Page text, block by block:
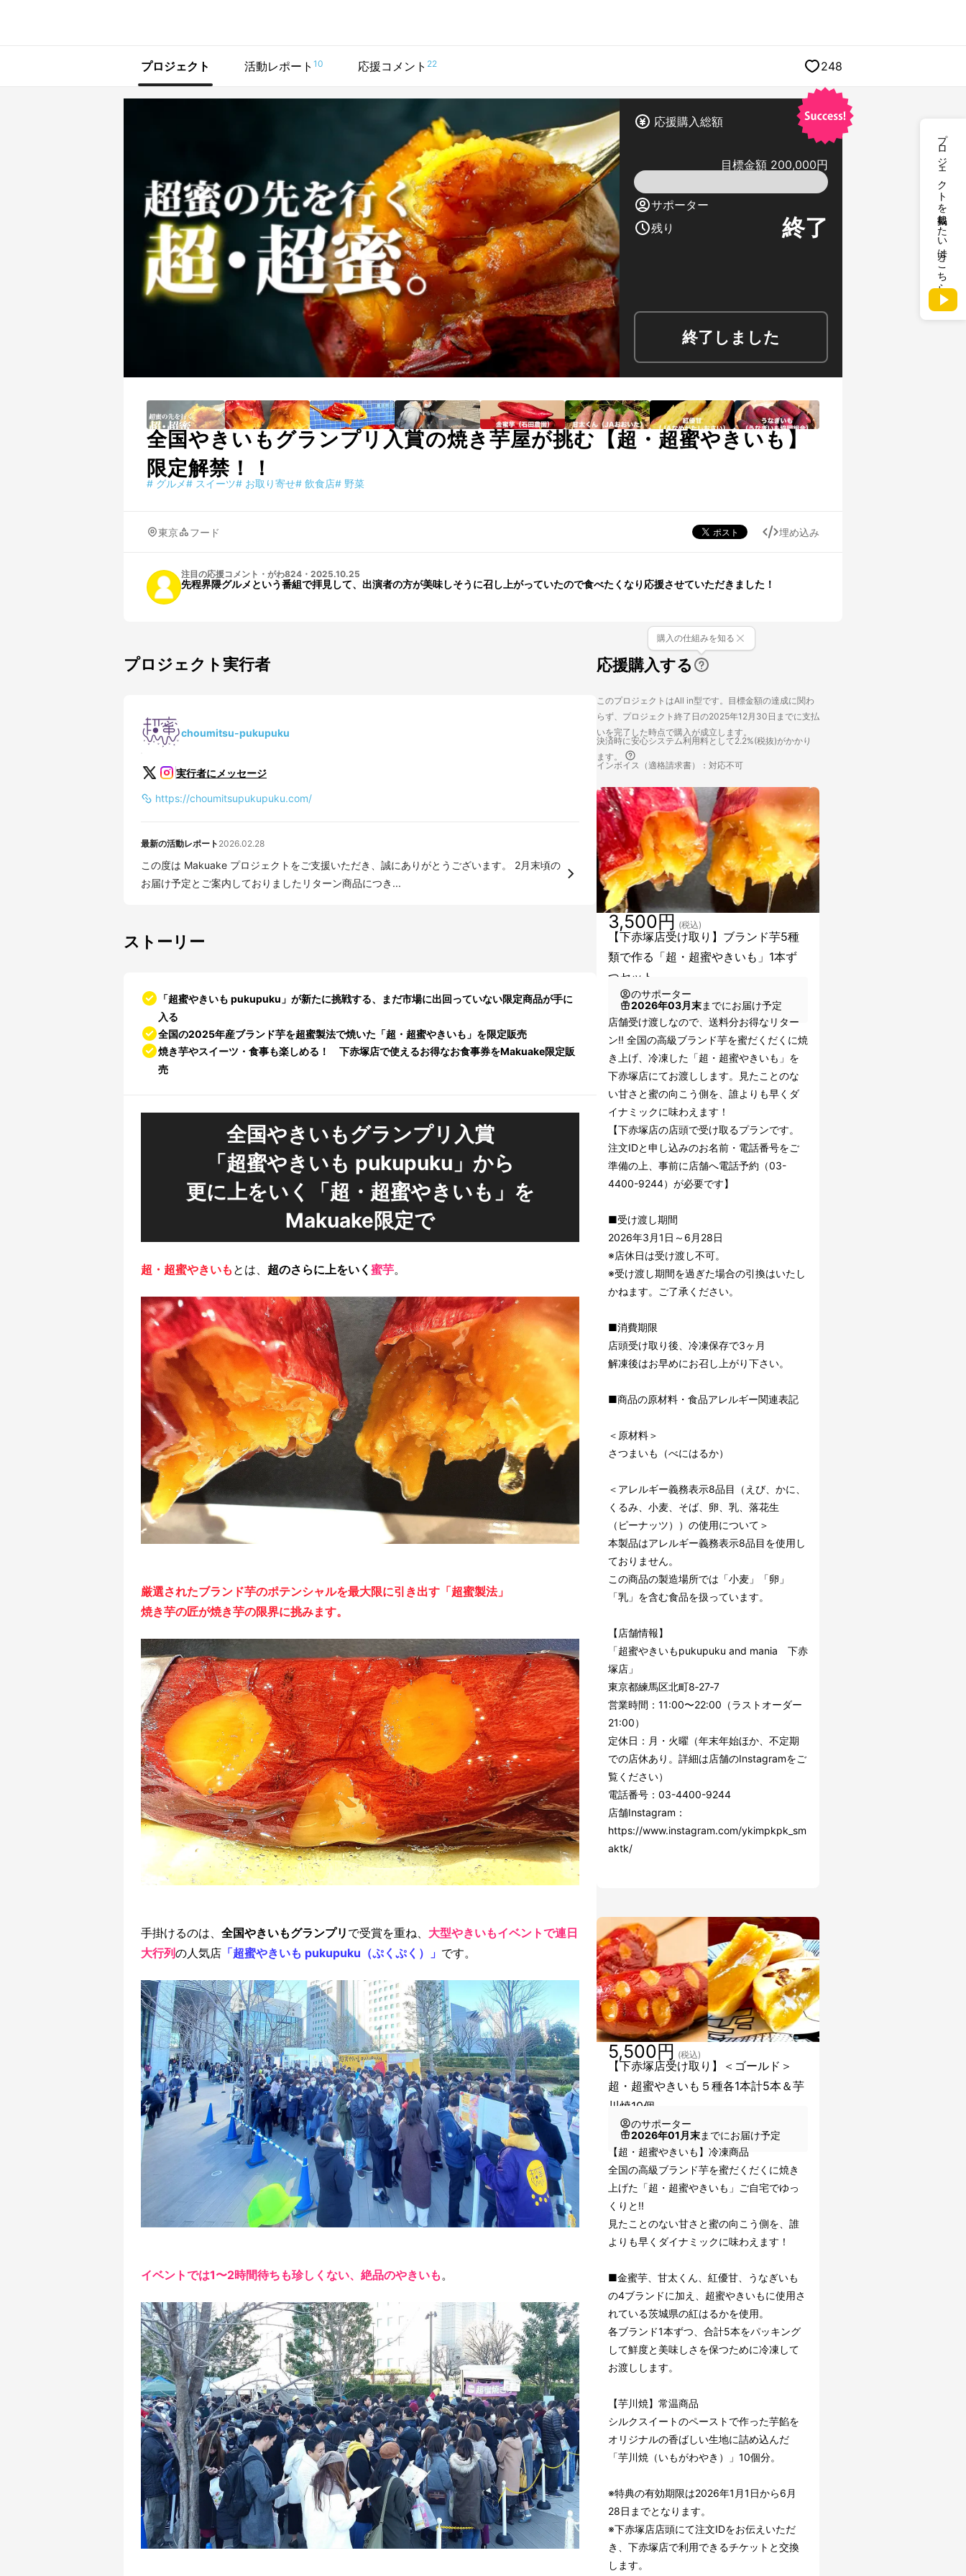
プロジェクトを掲載したい方はこちら
プロジェクト 活動レポート 10 応援コメント 22 248
応援購入総額
目標金額 200,000円
サポーター
残り
終了
終了しました
全国やきいもグランプリ入賞の焼き芋屋が挑む【超・超蜜やきいも】
限定解禁！！
# グルメ# スイーツ# お取り寄せ# 飲食店# 野菜
東京 フード 埋め込み
注目の応援コメント ・ がわ824 ・ 2025.10.25
先程界隈グルメという番組で拝見して、出演者の方が美味しそうに召し上がっていたので食べたくなり応援させていただきました！
プロジェクト実行者
choumitsu-pukupuku
実行者にメッセージ
https://choumitsupukupuku.com/
最新の活動レポート 2026.02.28
この度は Makuake プロジェクトをご支援いただき、誠にありがとうございます。 2月末頃の
お届け予定とご案内しておりましたリターン商品につき...
ストーリー
「超蜜やきいも pukupuku」が新たに挑戦する、まだ市場に出回っていない限定商品が手に
入る
全国の2025年産ブランド芋を超蜜製法で焼いた「超・超蜜やきいも」を限定販売
焼き芋やスイーツ・食事も楽しめる！ 下赤塚店で使えるお得なお食事券をMakuake限定販
売
全国やきいもグランプリ入賞
「超蜜やきいも pukupuku」から
更に上をいく「超・超蜜やきいも」を
Makuake限定で
超・超蜜やきいも とは、 超のさらに上をいく 蜜芋。
厳選されたブランド芋のポテンシャルを最大限に引き出す「超蜜製法」
焼き芋の匠が焼き芋の限界に挑みます。
手掛けるのは、 全国やきいもグランプリ で受賞を重ね、 大型やきいもイベントで連日
大行列の人気店 「超蜜やきいも pukupuku（ぷくぷく）」 です。
イベントでは1〜2時間待ちも珍しくない、絶品のやきいも 。
応援購入する
購入の仕組みを知る
このプロジェクトはAll in型です。目標金額の達成に関わ
らず、プロジェクト終了日の2025年12月30日までに支払
いを完了した時点で購入が成立します。
決済時に安心システム利用料として2.2%(税抜)がかかり
ます。
インボイス（適格請求書）：対応不可
【下赤塚店受け取り】ブランド芋5種
類で作る「超・超蜜やきいも」1本ず
つセット
3,500円 (税込)
のサポーター
2026年03月末までにお届け予定
店舗受け渡しなので、送料分お得なリター
ン!! 全国の高級ブランド芋を蜜だくだくに焼
き上げ、冷凍した「超・超蜜やきいも」を
下赤塚店にてお渡しします。見たことのな
い甘さと蜜の向こう側を、誰よりも早くダ
イナミックに味わえます！
【下赤塚店の店頭で受け取るプランです。
注文IDと申し込みのお名前・電話番号をご
準備の上、事前に店舗へ電話予約（03-
4400-9244）が必要です】
■受け渡し期間
2026年3月1日～6月28日
※店休日は受け渡し不可。
※受け渡し期間を過ぎた場合の引換はいたし
かねます。ご了承ください。
■消費期限
店頭受け取り後、冷凍保存で3ヶ月
解凍後はお早めにお召し上がり下さい。
■商品の原材料・食品アレルギー関連表記
＜原材料＞
さつまいも（べにはるか）
＜アレルギー義務表示8品目（えび、かに、
くるみ、小麦、そば、卵、乳、落花生
（ピーナッツ））の使用について＞
本製品はアレルギー義務表示8品目を使用し
ておりません。
この商品の製造場所では「小麦」「卵」
「乳」を含む食品を扱っています。
【店舗情報】
「超蜜やきいもpukupuku and mania 下赤
塚店」
東京都練馬区北町8‐27‐7
営業時間：11:00〜22:00（ラストオーダー
21:00）
定休日：月・火曜（年末年始ほか、不定期
での店休あり。詳細は店舗のInstagramをご
覧ください）
電話番号：03-4400-9244
店舗Instagram：
https://www.instagram.com/ykimpkpk_sm
aktk/
【下赤塚店受け取り】＜ゴールド＞
超・超蜜やきいも５種各1本計5本＆芋
川焼10個
5,500円 (税込)
のサポーター
2026年01月末までにお届け予定
【超・超蜜やきいも】冷凍商品
全国の高級ブランド芋を蜜だくだくに焼き
上げた「超・超蜜やきいも」ご自宅でゆっ
くりと!!
見たことのない甘さと蜜の向こう側を、誰
よりも早くダイナミックに味わえます！
■金蜜芋、甘太くん、紅優甘、うなぎいも
の4ブランドに加え、超蜜やきいもに使用さ
れている茨城県の紅はるかを使用。
各ブランド1本ずつ、合計5本をパッキング
して鮮度と美味しさを保つために冷凍して
お渡しします。
【芋川焼】常温商品
シルクスイートのペーストで作った芋餡を
オリジナルの香ばしい生地に詰め込んだ
「芋川焼（いもがわやき）」10個分。
※特典の有効期限は2026年1月1日から6月
28日までとなります。
※下赤塚店店頭にて注文IDをお伝えいただ
き、下赤塚店で利用できるチケットと交換
します。